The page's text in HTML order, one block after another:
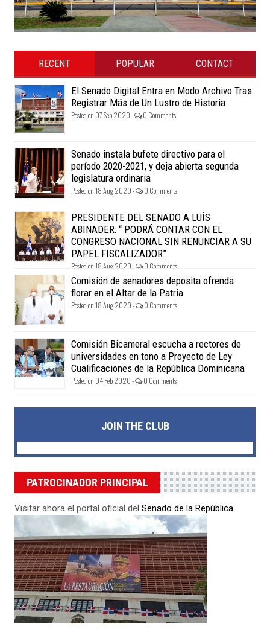
RECENT POPULAR CONTACT
El Senado Digital Entra en Modo Archivo Tras
Registrar Más de Un Lustro de Historia
Posted on 07 Sep 2020 - 0 Comments
Senado instala bufete directivo para el
período 2020-2021, y deja abierta segunda
legislatura ordinaria
Posted on 18 Aug 2020 - 0 Comments
PRESIDENTE DEL SENADO A LUÍS
ABINADER: “ PODRÁ CONTAR CON EL
CONGRESO NACIONAL SIN RENUNCIAR A SU
PAPEL FISCALIZADOR”.
Posted on 18 Aug 2020 - 0 Comments
Comisión de senadores deposita ofrenda
florar en el Altar de la Patria
Posted on 18 Aug 2020 - 0 Comments
Comisión Bicameral escucha a rectores de
universidades en tono a Proyecto de Ley
Cualificaciones de la República Dominicana
Posted on 04 Feb 2020 - 0 Comments
JOIN THE CLUB
PATROCINADOR PRINCIPAL
Visitar ahora el portal oficial del Senado de la República